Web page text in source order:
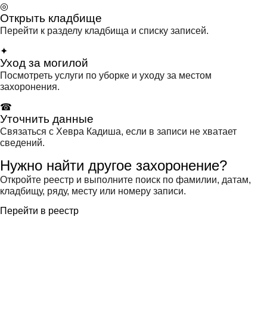
◎
Открыть кладбище
Перейти к разделу кладбища и списку записей.
✦
Уход за могилой
Посмотреть услуги по уборке и уходу за местом
захоронения.
☎
Уточнить данные
Связаться с Хевра Кадиша, если в записи не хватает
сведений.
Нужно найти другое захоронение?
Откройте реестр и выполните поиск по фамилии, датам,
кладбищу, ряду, месту или номеру записи.
Перейти в реестр